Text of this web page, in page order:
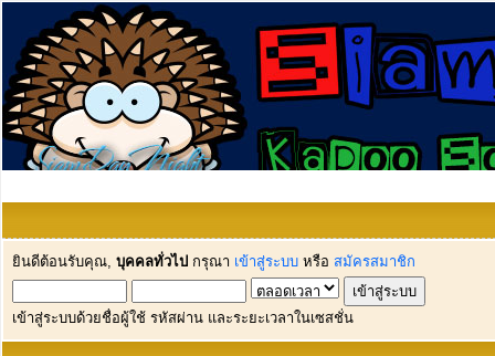
ยินดีต้อนรับคุณ, บุคคลทั่วไป กรุณา เข้าสู่ระบบ หรือ สมัครสมาชิก
เข้าสู่ระบบด้วยชื่อผู้ใช้ รหัสผ่าน และระยะเวลาในเซสชั่น